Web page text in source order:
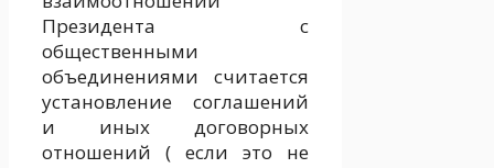
Президента с
общественными
объединениями считается
установление соглашений
и иных договорных
отношений ( если это не